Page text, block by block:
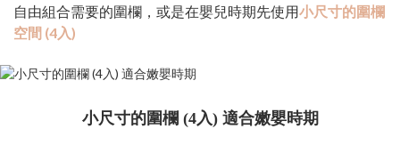
自由組合需要的圍欄，或是在嬰兒時期先使用小尺寸的圍欄
空間 (4入)
小尺寸的圍欄 (4入) 適合嫩嬰時期